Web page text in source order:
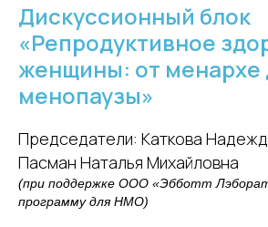
Дискуссионный блок
«Репродуктивное
женщины: от менархе
менопаузы»
Председатели: Каткова
Пасман Наталья Михайловна
(при поддержке ООО «Эбботт
программу для НМО)